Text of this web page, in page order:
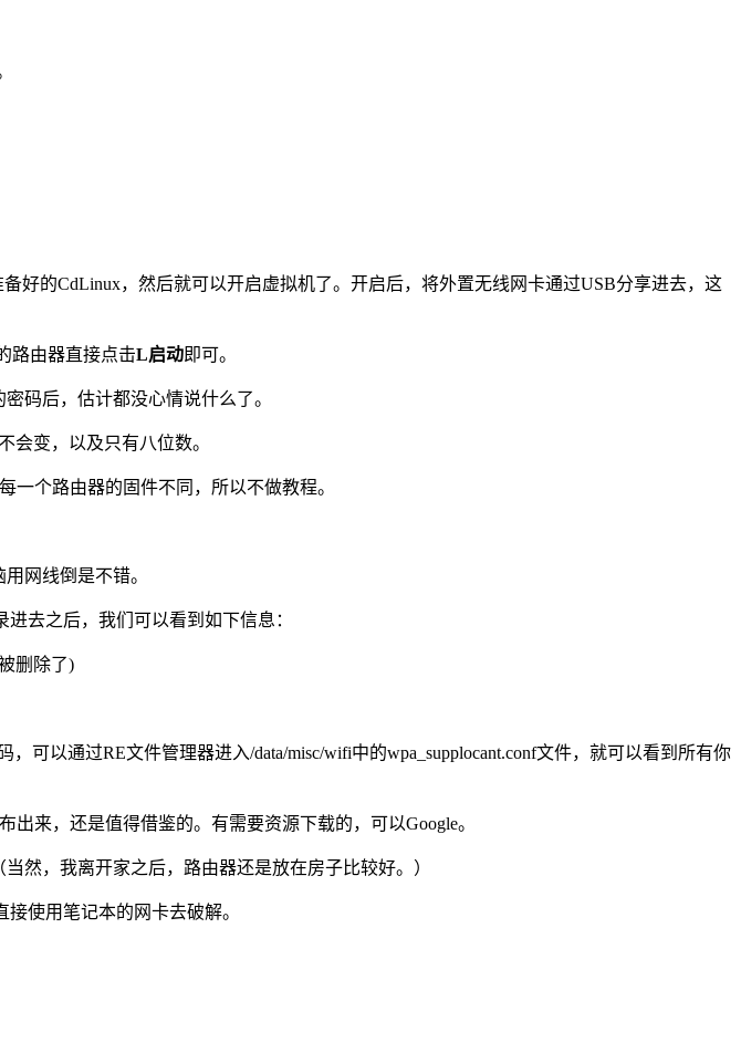
好的CdLinux，然后就可以开启虚拟机了。开启后，将外置无线网卡通过USB分享进去，这
路由器直接点击L启动即可。
码后，估计都没心情说什么了。
会变，以及只有八位数。
个路由器的固件不同，所以不做教程。
网线倒是不错。
去之后，我们可以看到如下信息：
删除了)
以通过RE文件管理器进入/data/misc/wifi中的wpa_supplocant.conf文件，就可以看到所有你
来，还是值得借鉴的。有需要资源下载的，可以Google。
然，我离开家之后，路由器还是放在房子比较好。）
使用笔记本的网卡去破解。